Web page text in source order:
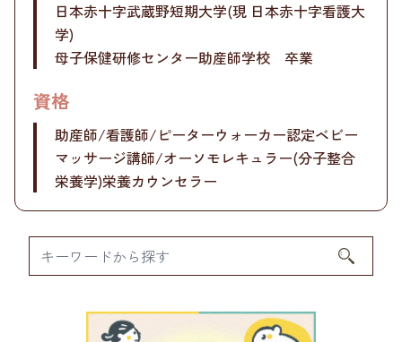
日本赤十字武蔵野短期大学(現 日本赤十字看護大
学)
母子保健研修センター助産師学校 卒業
資格
助産師/看護師/ピーターウォーカー認定ベビー
マッサージ講師/オーソモレキュラー(分子整合
栄養学)栄養カウンセラー